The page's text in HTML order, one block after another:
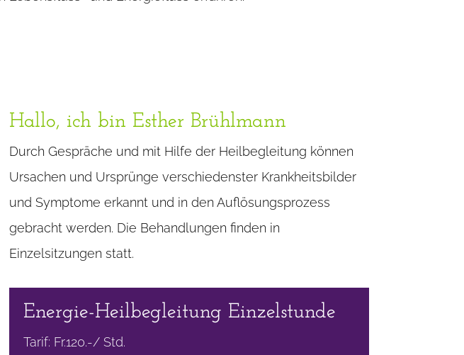
Hallo, ich bin Esther Brühlmann
Durch Gespräche und mit Hilfe der Heilbegleitung können
Ursachen und Ursprünge verschiedenster Krankheitsbilder
und Symptome erkannt und in den Auflösungsprozess
gebracht werden. Die Behandlungen finden in
Einzelsitzungen statt.
Energie-Heilbegleitung Einzelstunde
Tarif: Fr.120.-/ Std.